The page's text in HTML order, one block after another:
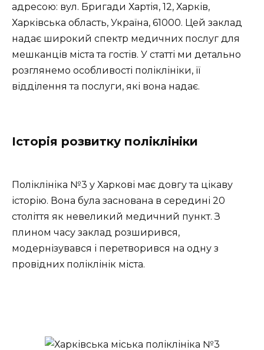
адресою: вул. Бригади Хартія, 12, Харків,
Харківська область, Україна, 61000. Цей заклад
надає широкий спектр медичних послуг для
мешканців міста та гостів. У статті ми детально
розглянемо особливості поліклініки, її
відділення та послуги, які вона надає.
Історія розвитку поліклініки
Поліклініка №3 у Харкові має довгу та цікаву
історію. Вона була заснована в середині 20
століття як невеликий медичний пункт. З
плином часу заклад розширився,
модернізувався і перетворився на одну з
провідних поліклінік міста.